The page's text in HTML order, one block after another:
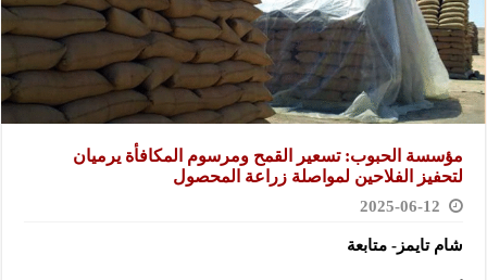
مؤسسة الحبوب: تسعير القمح ومرسوم المكافأة يرميان
لتحفيز الفلاحين لمواصلة زراعة المحصول
2025-06-12
شام تايمز- متابعة